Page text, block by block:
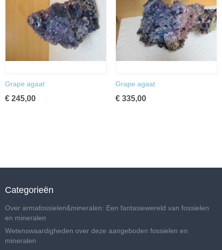
Grape agaat
€ 245,00
Grape agaat
€ 335,00
Categorieën
Over armafossielen&mineralen: Een fantasiewereld van fossielen
en mineralen
Wetenswaardigheden over deze aangeboden fossielen en
mineralen